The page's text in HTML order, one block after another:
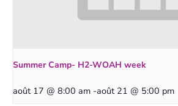
Summer Camp- H2-WOAH week
août 17 @ 8:00 am -août 21 @ 5:00 pm